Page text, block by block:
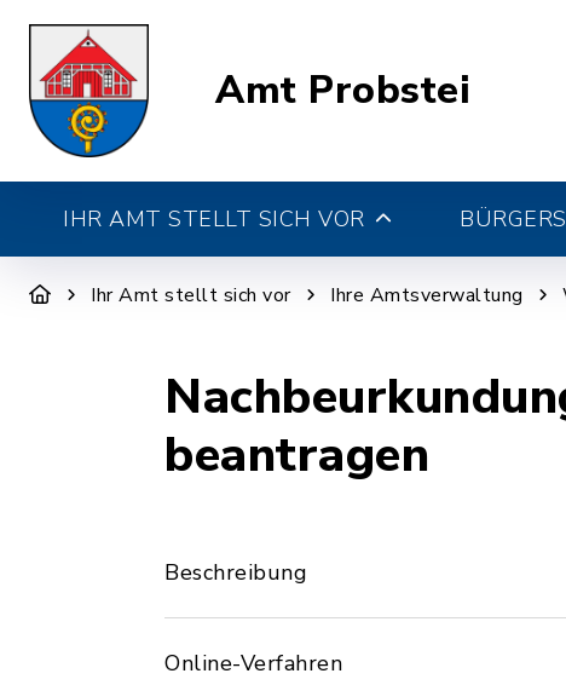
Amt Probstei
IHR AMT STELLT SICH VOR
Ihr Amt stellt sich vor Ihre Amtsverwaltung
beantragen
Beschreibung
Online-Verfahren